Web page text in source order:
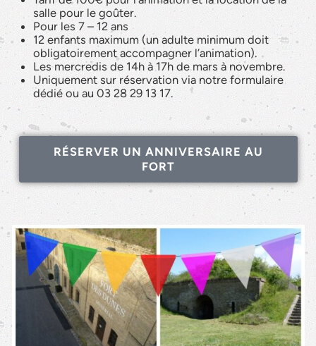
salle pour le goûter.
Pour les 7 – 12 ans
12 enfants maximum (un adulte minimum doit
obligatoirement accompagner l’animation).
Les mercredis de 14h à 17h de mars à novembre.
Uniquement sur réservation via notre formulaire
dédié ou au 03 28 29 13 17.
RÉSERVER UN ANNIVERSAIRE AU
FORT